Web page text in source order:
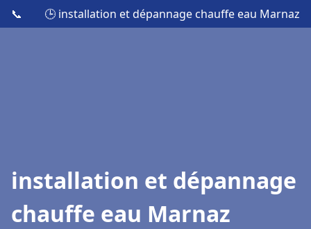
📞 🕒 installation et dépannage chauffe eau Marnaz
installation et dépannage
chauffe eau Marnaz